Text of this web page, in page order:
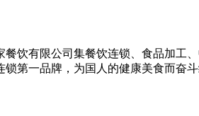
饮有限公司集餐饮连锁、食品加
第一品牌，为国人的健康美食而奋